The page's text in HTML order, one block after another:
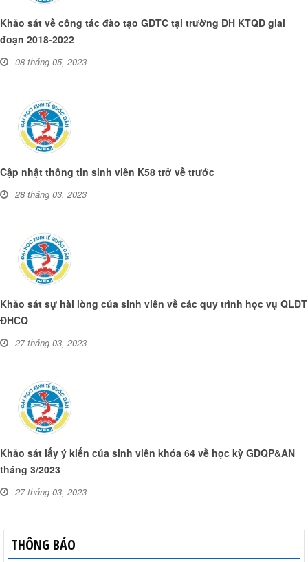
Khảo sát về công tác đào tạo GDTC tại trường ĐH KTQD giai
đoạn 2018-2022
08 tháng 05, 2023
Cập nhật thông tin sinh viên K58 trở về trước
28 tháng 03, 2023
Khảo sát sự hài lòng của sinh viên về các quy trình học vụ QLĐT
ĐHCQ
27 tháng 03, 2023
Khảo sát lấy ý kiến của sinh viên khóa 64 về học kỳ GDQP&AN
tháng 3/2023
27 tháng 03, 2023
THÔNG BÁO